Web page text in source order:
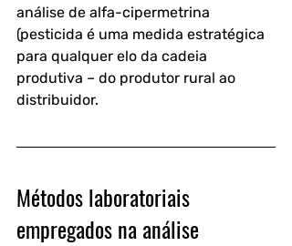
análise de alfa-cipermetrina
(pesticida é uma medida estratégica
para qualquer elo da cadeia
produtiva – do produtor rural ao
distribuidor.
Métodos laboratoriais
empregados na análise